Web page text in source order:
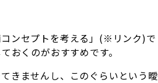
ンセプトを考える」(※リンク)で
おくのがおすすめです。
きませんし、このぐらいという曖